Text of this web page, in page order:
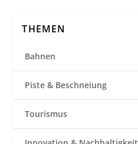
THEMEN
Bahnen
Piste & Beschneiung
Tourismus